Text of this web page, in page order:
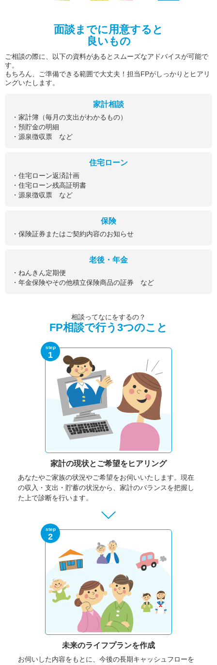
面談までに用意すると
良いもの
ご相談の際に、以下の資料があるとスムーズなアドバイスが可能で
す。
もちろん、ご準備できる範囲で大丈夫！担当FPがしっかりとヒアリ
ングいたします。
家計相談
・家計簿（毎月の支出がわかるもの）
・預貯金の明細
・源泉徴収票 など
住宅ローン
・住宅ローン返済計画
・住宅ローン残高証明書
・源泉徴収票 など
保険
・保険証券またはご契約内容のお知らせ
老後・年金
・ねんきん定期便
・年金保険やその他積立保険商品の証券 など
相談ってなにをするの？
FP相談で行う3つのこと
step
1
家計の現状と ご希望をヒアリング
あなたやご家族の状況やご希望をお伺いいたします。 現在
の収入・支出・貯蓄の状況から、家計のバランスを把握し
た上で診断を行います。
step
2
未来のライフプランを作成
お伺いした内容をもとに、今後の長期キャッシュフローを